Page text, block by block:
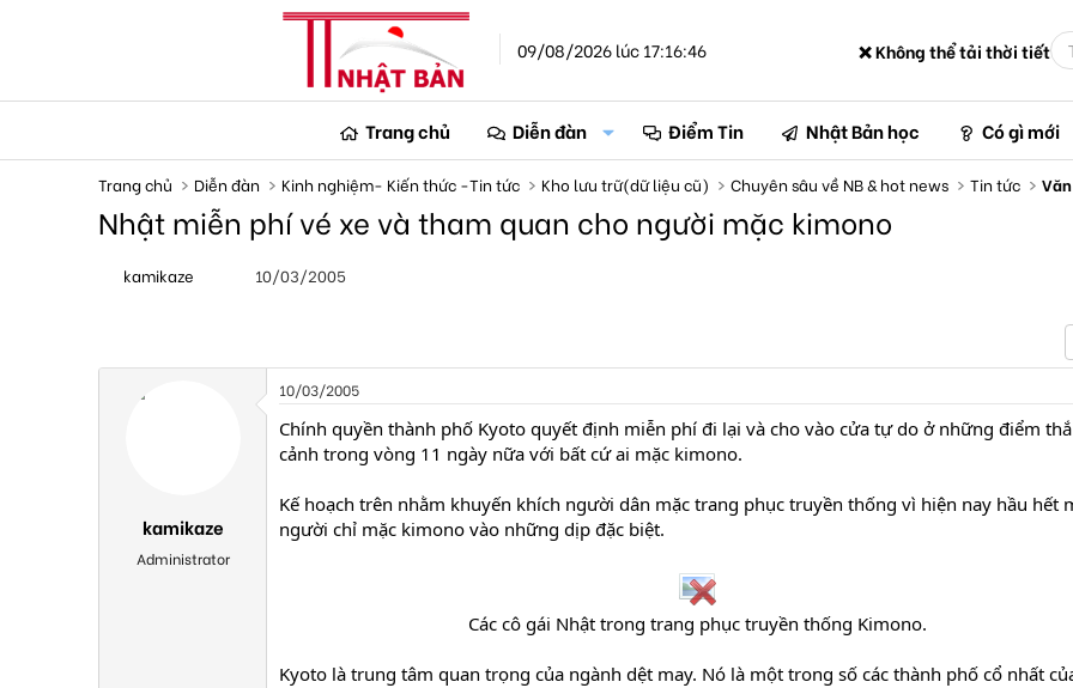
09/08/2026 lúc 17:16:46 ❌ Không thể tải thời tiết
Trang chủ Diễn đàn Điểm Tin Nhật Bản học Có gì mới
Trang chủ Diễn đàn Kinh nghiệm- Kiến thức -Tin tức Kho lưu trữ(dữ liệu cũ) Chuyên sâu về NB & hot news Tin tức
Nhật miễn phí vé xe và tham quan cho người mặc kimono
h
d
kamikaze
ử
10/03/2005
kamikaze
Administrator
10/03/2005
Chính quyền thành phố Kyoto quyết định miễn phí đi lại và cho vào cửa tự do ở những điểm
cảnh trong vòng 11 ngày nữa với bất cứ ai mặc kimono.
Kế hoạch trên nhằm khuyến khích người dân mặc trang phục truyền thống vì hiện nay hầu hết
người chỉ mặc kimono vào những dịp đặc biệt.
Các cô gái Nhật trong trang phục truyền thống Kimono.​
Kyoto là trung tâm quan trọng của ngành dệt may. Nó là một trong số các thành phố cổ nhất